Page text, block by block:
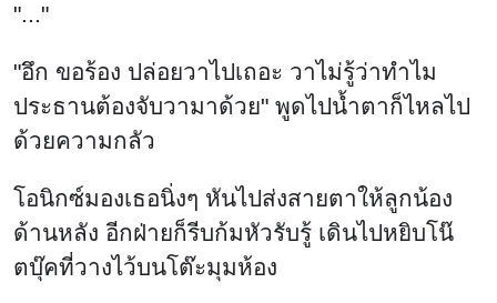
"..."
"อึก ขอร้อง ปล่อยวาไปเถอะ วาไม่รู้ว่าทำไม
ประธานต้องจับวามาด้วย" พูดไปน้ำตาก็ไหลไป
ด้วยความกลัว
โอนิกซ์มองเธอนิ่งๆ หันไปส่งสายตาให้ลูกน้อง
ด้านหลัง อีกฝ่ายก็รีบก้มหัวรับรู้ เดินไปหยิบโน๊
ตบุ๊คที่วางไว้บนโต๊ะมุมห้อง